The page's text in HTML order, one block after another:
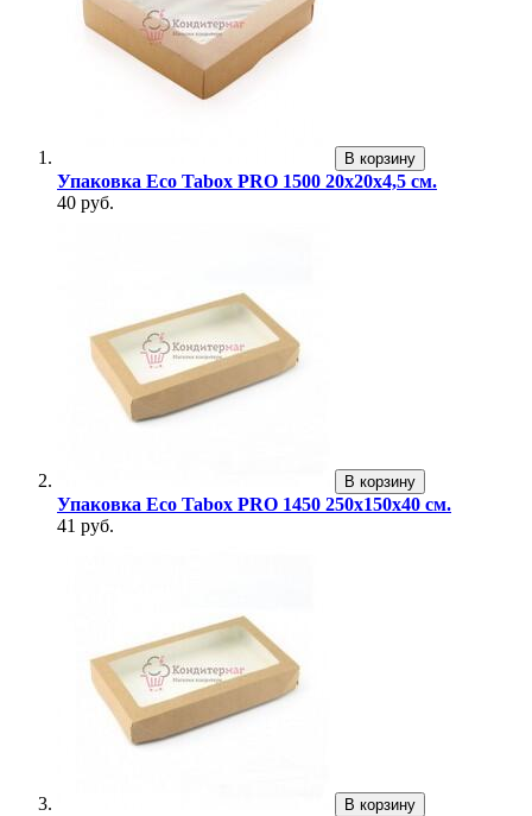
В корзину
Упаковка Eco Tabox PRO 1500 20х20х4,5 см.
40 руб.
В корзину
Упаковка Eco Tabox PRO 1450 250х150х40 см.
41 руб.
В корзину